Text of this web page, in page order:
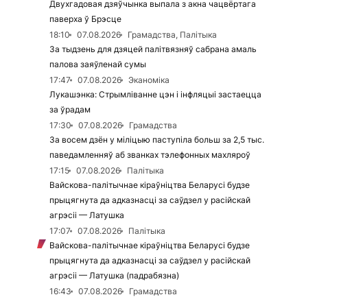
Двухгадовая дзяўчынка выпала з акна чацвёртага
паверха ў Брэсце
18:10
07.08.2026
Грамадства, Палітыка
За тыдзень для дзяцей палітвязняў сабрана амаль
палова заяўленай сумы
17:47
07.08.2026
Эканоміка
Лукашэнка: Стрымліванне цэн і інфляцыі застаецца
за ўрадам
17:30
07.08.2026
Грамадства
За восем дзён у міліцыю паступіла больш за 2,5 тыс.
паведамленняў аб званках тэлефонных махляроў
17:15
07.08.2026
Палітыка
Вайскова-палітычнае кіраўніцтва Беларусі будзе
прыцягнута да адказнасці за саўдзел у расійскай
агрэсіі — Латушка
17:07
07.08.2026
Палітыка
Вайскова-палітычнае кіраўніцтва Беларусі будзе
прыцягнута да адказнасці за саўдзел у расійскай
агрэсіі — Латушка (падрабязна)
16:43
07.08.2026
Грамадства